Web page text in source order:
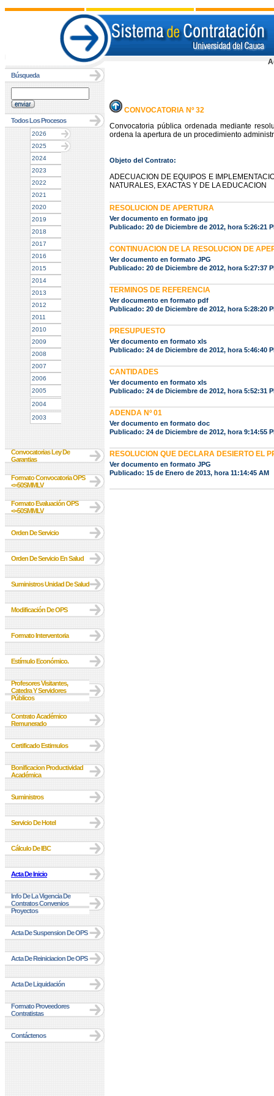
Búsqueda
Todos Los Procesos
2026
2025
2024
2023
2022
2021
2020
2019
2018
2017
2016
2015
2014
2013
2012
2011
2010
2009
2008
2007
2006
2005
2004
2003
Convocatorias Ley De
Garantias
Formato Convocatoria OPS
<=50SMMLV
Formato Evaluación OPS
<=50SMMLV
Orden De Servicio
Orden De Servicio En Salud
Suministros Unidad De Salud
Modificación De OPS
Formato Interventoria
Estímulo Económico.
Profesores Visitantes,
Catedra Y Servidores
Públicos
Contrato Académico
Remunerado
Certificado Estimulos
Bonificacion Productividad
Académica
Suministros
Servicio De Hotel
Cálculo De IBC
Acta De Inicio
Info De La Vigencia De
Contratos Convenios
Proyectos
Acta De Suspension De OPS
Acta De Reiniciacion De OPS
Acta De Liquidación
Formato Proveedores
Contratistas
Contáctenos
CONVOCATORIA Nº 32
Convocatoria pública ordenada mediante
ordena la apertura de un procedimiento
Objeto del Contrato:
ADECUACION DE EQUIPOS E
NATURALES, EXACTAS Y DE LA EDUCACION
RESOLUCION DE APERTURA
Ver documento en formato jpg
Publicado: 20 de Diciembre de 2012, hora 5:26:21
CONTINUACION DE LA RESOLUCION DE
Ver documento en formato JPG
Publicado: 20 de Diciembre de 2012, hora 5:27:37
TERMINOS DE REFERENCIA
Ver documento en formato pdf
Publicado: 20 de Diciembre de 2012, hora 5:28:20
PRESUPUESTO
Ver documento en formato xls
Publicado: 24 de Diciembre de 2012, hora 5:46:40
CANTIDADES
Ver documento en formato xls
Publicado: 24 de Diciembre de 2012, hora 5:52:31
ADENDA Nº 01
Ver documento en formato doc
Publicado: 24 de Diciembre de 2012, hora 9:14:55
RESOLUCION QUE DECLARA DESIERTO EL
Ver documento en formato JPG
Publicado: 15 de Enero de 2013, hora 11:14:45 AM